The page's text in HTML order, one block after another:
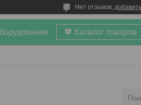
Нет отзывов, добавить
💖 Каталог товаров